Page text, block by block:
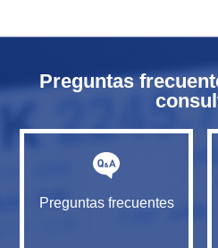
Preguntas
Preguntas frecuentes